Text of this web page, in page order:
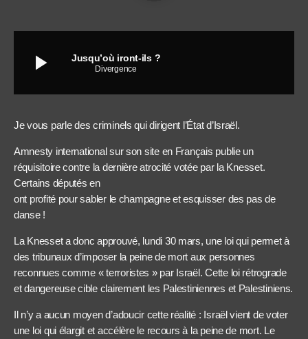
play_arrow Jusqu’où iront-ils ?
Divergence
Je vous parle des criminels qui dirigent l’État d’Israël.
Amnesty international sur son site en Français publie un
réquisitoire contre la dernière atrocité votée par la Knesset.
Certains députés en
ont profité pour sabler le champagne et esquisser des pas de
danse !
La Knesset a donc approuvé, lundi 30 mars, une loi qui permet à
des tribunaux d’imposer la peine de mort aux personnes
reconnues comme « terroristes » par Israël. Cette loi rétrograde
et dangereuse cible clairement les Palestiniennes et Palestiniens.
Il n’y a aucun moyen d’adoucir cette réalité : Israël vient de voter
une loi qui élargit et accélère le recours à la peine de mort. Le